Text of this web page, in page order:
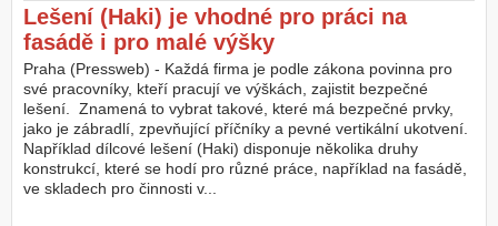
Lešení (Haki) je vhodné pro práci na
fasádě i pro malé výšky
Praha (Pressweb) - Každá firma je podle zákona povinna pro
své pracovníky, kteří pracují ve výškách, zajistit bezpečné
lešení. Znamená to vybrat takové, které má bezpečné prvky,
jako je zábradlí, zpevňující příčníky a pevné vertikální ukotvení.
Například dílcové lešení (Haki) disponuje několika druhy
konstrukcí, které se hodí pro různé práce, například na fasádě,
ve skladech pro činnosti v...